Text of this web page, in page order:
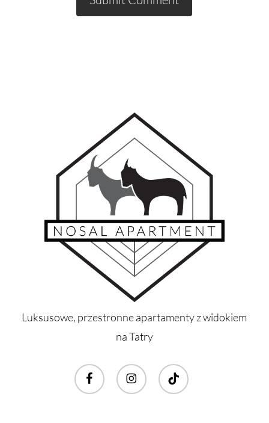
Luksusowe, przestronne apartamenty z widokiem
na Tatry
facebook instagram tiktok